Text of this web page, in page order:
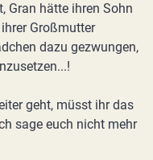
Gran hätte ihren Sohn
Großmutter
dazu gezwungen,
geht, müsst ihr das
sage euch nicht mehr